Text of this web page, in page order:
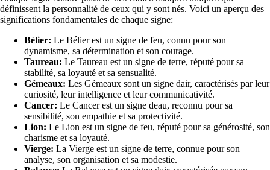
définissent la personnalité de ceux qui y sont nés. Voici un aperçu des
significations fondamentales de chaque signe:
Bélier: Le Bélier est un signe de feu, connu pour son
dynamisme, sa détermination et son courage.
Taureau: Le Taureau est un signe de terre, réputé pour sa
stabilité, sa loyauté et sa sensualité.
Gémeaux: Les Gémeaux sont un signe dair, caractérisés par leur
curiosité, leur intelligence et leur communicativité.
Cancer: Le Cancer est un signe deau, reconnu pour sa
sensibilité, son empathie et sa protectivité.
Lion: Le Lion est un signe de feu, réputé pour sa générosité, son
charisme et sa loyauté.
Vierge: La Vierge est un signe de terre, connue pour son
analyse, son organisation et sa modestie.